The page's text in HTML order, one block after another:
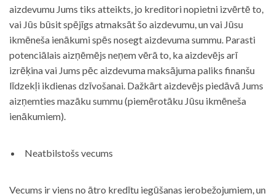
aizdevumu Jums tiks atteikts, jo kreditori nopietni izvērtē to,
vai Jūs būsit spējīgs atmaksāt šo aizdevumu, un vai Jūsu
ikmēneša ienākumi spēs nosegt aizdevuma summu. Parasti
potenciālais aizņēmējs neņem vērā to, ka aizdevējs arī
izrēķina vai Jums pēc aizdevuma maksājuma paliks finanšu
līdzekļi ikdienas dzīvošanai. Dažkārt aizdevējs piedāvā Jums
aizņemties mazāku summu (piemērotāku Jūsu ikmēneša
ienākumiem).
Neatbilstošs vecums
Vecums ir viens no ātro kredītu iegūšanas ierobežojumiem, un